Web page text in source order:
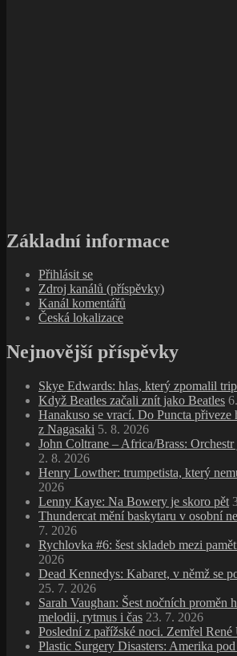
Základní informace
Přihlásit se
Zdroj kanálů (příspěvky)
Kanál komentářů
Česká lokalizace
Nejnovější příspěvky
Skye Edwards: hlas, který zpomalil
Když Beatles začali znít jako Beatles
Hanakuso se vrací. Do Puncta přiveze
z Nagasaki 5. 8. 2026
John Coltrane – Africa/Brass:
2. 8. 2026
Henry Lowther: trumpetista, který
2026
Lenny Kaye: Na Bowery je skoro pět
Thundercat mění baskytaru v osobní
7. 2026
Rychlovka #6: šest skladeb mezi
2026
Dead Kennedys: Kabaret, v němž se
25. 7. 2026
Sarah Vaughan: Šest nočních proměn
melodii, rytmus i čas 23. 7. 2026
Poslední z pařížské noci. Zemřel René
Plastic Surgery Disasters: Amerika